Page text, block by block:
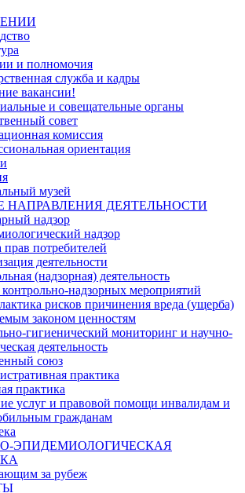
и полномочия
служба и кадры
вакансии!
и совещательные органы
совет
комиссия
ориентация
музей
НАПРАВЛЕНИЯ ДЕЯТЕЛЬНОСТИ
надзор
надзор
прав потребителей
деятельности
(надзорная) деятельность
надзорных мероприятий
рисков причинения вреда (ущерба)
законом ценностям
гигиенический мониторинг и научно-
деятельность
союз
практика
практика
услуг и правовой помощи инвалидам и
гражданам
ЭПИДЕМИОЛОГИЧЕСКАЯ
за рубеж